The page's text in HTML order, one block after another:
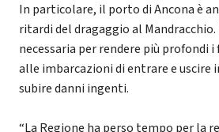
In particolare, il porto di Ancona è
ritardi del dragaggio al Mandracchio.
necessaria per rendere più profondi
alle imbarcazioni di entrare e uscire
subire danni ingenti.
“La Regione ha perso tempo per la